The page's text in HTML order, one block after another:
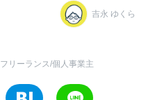
吉永 ゆくら
フリーランス/個人事業主